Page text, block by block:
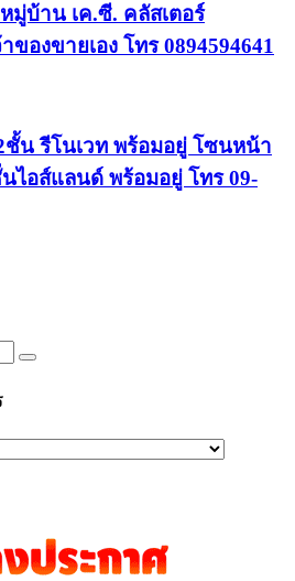
มู่บ้าน เค.ซี. คลัสเตอร์
ของขายเอง โทร 0894594641
น รีโนเวท พร้อมอยู่ โซนหน้า
ไอส์แลนด์ พร้อมอยู่ โทร 09-